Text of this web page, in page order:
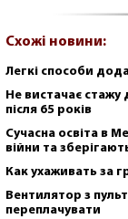
Схожі новини:
Легкі способи
Не вистачає стажу
після 65 років
Сучасна освіта в
війни та
Как ухаживать за
Вентилятор з
переплачувати